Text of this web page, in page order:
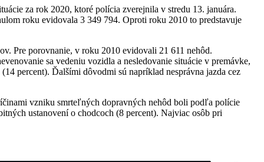
za rok 2020, ktoré polícia zverejnila v stredu 13. januára.
roku evidovala 3 349 794. Oproti roku 2010 to predstavuje
Pre porovnanie, v roku 2010 evidovali 21 611 nehôd.
sa vedeniu vozidla a nesledovanie situácie v premávke,
percent). Ďalšími dôvodmi sú napríklad nesprávna jazda cez
vzniku smrteľných dopravných nehôd boli podľa polície
ustanovení o chodcoch (8 percent). Najviac osôb pri